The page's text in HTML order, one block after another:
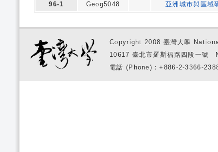
96-1
Geog5048 亞洲城市與區域
Copyright 2008 臺灣大學
10617 臺北市羅斯福路四段一
電話 (Phone)：+886-2-3366-